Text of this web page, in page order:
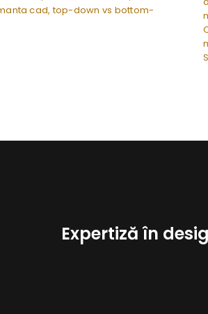
cad,top-down vs bottom-
Expertiză în